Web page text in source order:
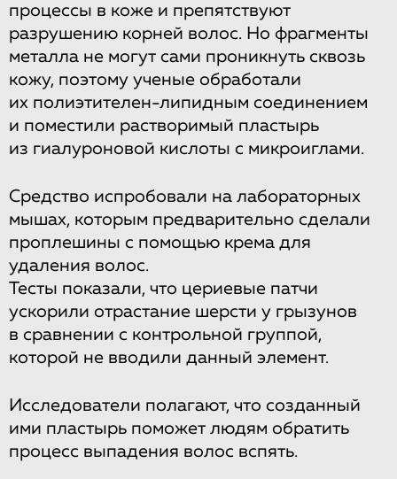
процессы в коже и препятствуют
разрушению корней волос. Но фрагменты
металла не могут сами проникнуть сквозь
кожу, поэтому ученые обработали
их полиэтителен-липидным соединением
и поместили растворимый пластырь
из гиалуроновой кислоты с микроиглами.
Средство испробовали на лабораторных
мышах, которым предварительно сделали
проплешины с помощью крема для
удаления волос.
Тесты показали, что цериевые патчи
ускорили отрастание шерсти у грызунов
в сравнении с контрольной группой,
которой не вводили данный элемент.
Исследователи полагают, что созданный
ими пластырь поможет людям обратить
процесс выпадения волос вспять.